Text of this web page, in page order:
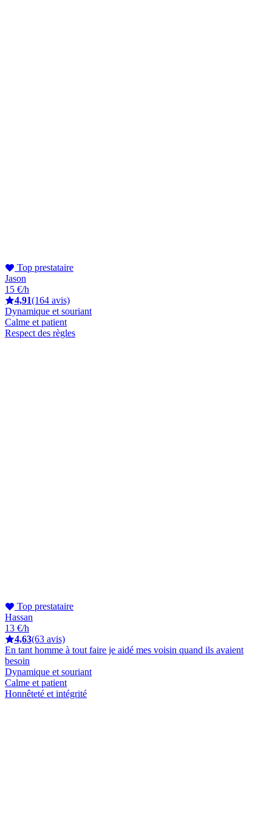
Top prestataire
Jason
15 €/h
4,91(164 avis)
Dynamique et souriant
Calme et patient
Respect des règles
Top prestataire
Hassan
13 €/h
4,63(63 avis)
En tant homme à tout faire je aidé mes voisin quand ils avaient
besoin
Dynamique et souriant
Calme et patient
Honnêteté et intégrité